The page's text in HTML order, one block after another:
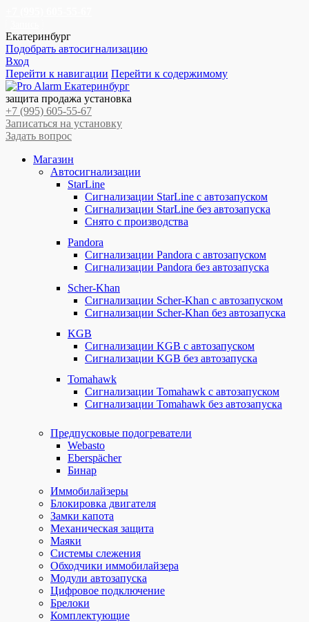
Екатеринбург
Подобрать автосигнализацию
Вход
Перейти к навигации Перейти к содержимому
защита продажа установка
+7 (995) 605-55-67
Записаться на установку
Задать вопрос
Магазин
Автосигнализации
StarLine
Сигнализации StarLine с автозапуском
Сигнализации StarLine без автозапуска
Снято с производства
Pandora
Сигнализации Pandora с автозапуском
Сигнализации Pandora без автозапуска
Scher-Khan
Сигнализации Scher-Khan с автозапуском
Сигнализации Scher-Khan без автозапуска
KGB
Сигнализации KGB с автозапуском
Сигнализации KGB без автозапуска
Tomahawk
Сигнализации Tomahawk с автозапуском
Сигнализации Tomahawk без автозапуска
Предпусковые подогреватели
Webasto
Eberspächer
Бинар
Иммобилайзеры
Блокировка двигателя
Замки капота
Механическая защита
Маяки
Системы слежения
Обходчики иммобилайзера
Модули автозапуска
Цифровое подключение
Брелоки
Комплектующие